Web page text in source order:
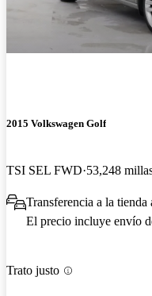
2015 Volkswagen Golf
TSI SEL FWD 53,248
Transferencia a la
El precio incluye envío
Trato justo